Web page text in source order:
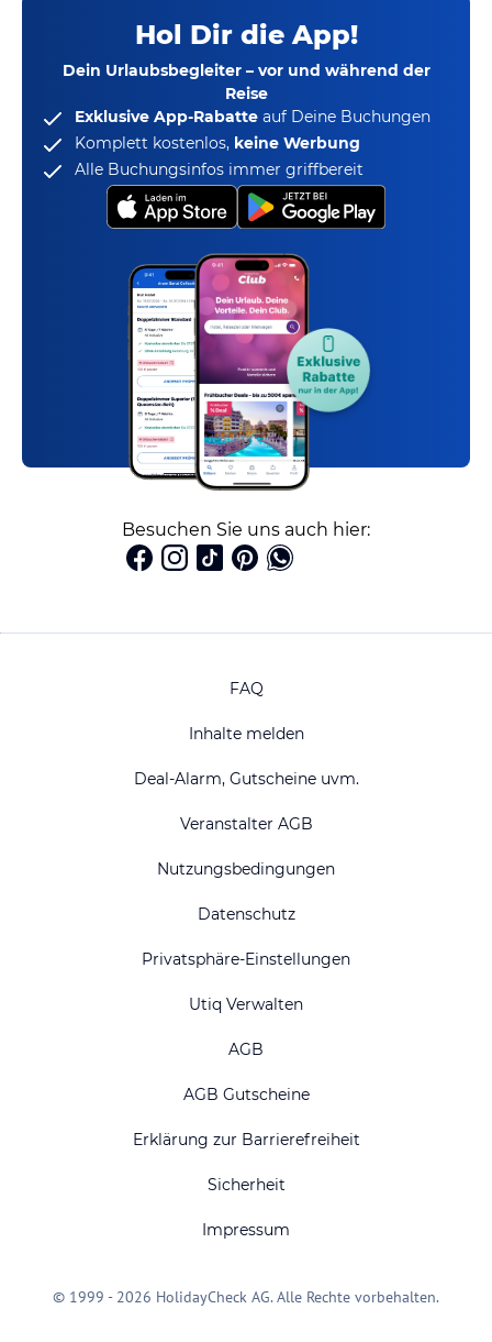
Hol Dir die App!
Dein Urlaubsbegleiter – vor und während der
Reise
Exklusive App-Rabatte auf Deine Buchungen
Komplett kostenlos, keine Werbung
Alle Buchungsinfos immer griffbereit
Besuchen Sie uns auch hier:
FAQ
Inhalte melden
Deal-Alarm, Gutscheine uvm.
Veranstalter AGB
Nutzungsbedingungen
Datenschutz
Privatsphäre-Einstellungen
Utiq Verwalten
AGB
AGB Gutscheine
Erklärung zur Barrierefreiheit
Sicherheit
Impressum
© 1999 - 2026 HolidayCheck AG. Alle Rechte vorbehalten.